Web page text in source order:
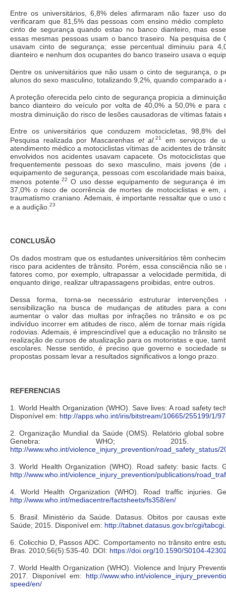
Entre os universitários, 6,8% deles afirmaram não fazer uso
verificaram que 81,5% das pessoas com ensino médio
cinto de segurança quando estao no banco dianteiro, mas
essas mesmas pessoas usam o banco traseiro. Na pesquisa de
usavam cinto de segurança; esse percentual diminuiu para
dianteiro e nenhum dos ocupantes do banco traseiro usava o
Dentre os universitários que não usam o cinto de segurança, o
alunos do sexo masculino, totalizando 9,2%, quando comparado
A proteção oferecida pelo cinto de segurança propicia a
banco dianteiro do veículo por volta de 40,0% a 50,0% e para
mostra diminuição do risco de lesões causadoras de vítimas fatais
Entre os universitários que conduzem motocicletas, 98,8%
Pesquisa realizada por Mascarenhas et al.21
em serviços de
atendimento médico a motociclistas vítimas de acidentes de
envolvidos nos acidentes usavam capacete. Os motociclistas
frequentemente pessoas do sexo masculino, mais jovens
equipamento de segurança, pessoas com escolaridade mais
menos potente. 22
O uso desse equipamento de segurança é
37,0% o risco de ocorrência de mortes de motociclistas e em,
traumatismo craniano. Ademais, é importante ressaltar que o uso
e a audição. 23
CONCLUSÃO
Os dados mostram que os estudantes universitários têm
risco para acidentes de trânsito. Porém, essa consciência não
fatores como, por exemplo, ultrapassar a velocidade permitida,
enquanto dirige, realizar ultrapassagens proibidas, entre outros.
Dessa forma, torna-se necessário estruturar intervenções
sensibilização na busca de mudanças de atitudes para a
aumentar o valor das multas por infrações no trânsito e os
indivíduo incorrer em atitudes de risco, além de tornar mais
rodovias. Ademais, é imprescindível que a educação no trânsito
realização de cursos de atualização para os motoristas e que,
escolares. Nesse sentido, é preciso que governo e sociedade
propostas possam levar a resultados significativos a longo prazo.
REFERENCIAS
1. World Health Organization (WHO). Save lives: A road safety
Disponível em: http://apps.who.int/iris/bitstream/10665/255199/1/
2. Organização Mundial da Saúde (OMS). Relatório global
Genebra: WHO; 2015.
http://www.who.int/violence_injury_prevention/road_safety_status/
3. World Health Organization (WHO). Road safety: basic facts.
http://www.who.int/violence_injury_prevention/publications/
4. World Health Organization (WHO). Road traffic injuries.
http://www.who.int/mediacentre/factsheets/fs358/en/
5. Brasil. Ministério da Saúde. Datasus. Obitos por causas
Saúde; 2015. Disponível em: http://tabnet.datasus.gov.br/cgi/
6. Colicchio D, Passos ADC. Comportamento no trânsito entre
Bras. 2010;56(5):535-40. DOI: https://doi.org/10.1590/S0104-
7. World Health Organization (WHO). Violence and Injury
2017. Disponível em: http://www.who.int/
speed/en/